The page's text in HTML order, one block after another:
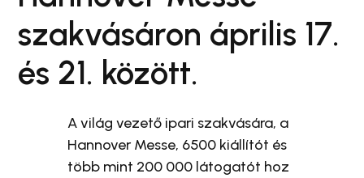
szakvásáron április 17.
és 21. között.
A világ vezető ipari szakvására, a
Hannover Messe, 6500 kiállítót és
több mint 200 000 látogatót hoz